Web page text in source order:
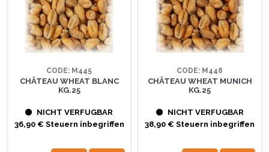
CODE: M445
CHÂTEAU WHEAT BLANC
KG.25
NICHT VERFUGBAR
36,90 € Steuern inbegriffen
CODE: M448
CHÂTEAU WHEAT MUNICH
KG.25
NICHT VERFUGBAR
38,90 € Steuern inbegriffen